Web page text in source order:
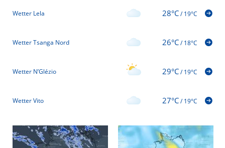
Wetter Lela 28°C/19°C
Wetter Tsanga Nord 26°C/18°C
Wetter N’Glézio 29°C/19°C
Wetter Vito 27°C/19°C